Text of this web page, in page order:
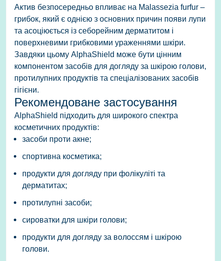
Актив безпосередньо впливає на Malassezia furfur –
грибок, який є однією з основних причин появи лупи
та асоціюється із себорейним дерматитом і
поверхневими грибковими ураженнями шкіри.
Завдяки цьому AlphaShield може бути цінним
компонентом засобів для догляду за шкірою голови,
протилупних продуктів та спеціалізованих засобів
гігієни.
Рекомендоване застосування
AlphaShield підходить для широкого спектра
косметичних продуктів:
засоби проти акне;
спортивна косметика;
продукти для догляду при фолікуліті та
дерматитах;
протилупні засоби;
сироватки для шкіри голови;
продукти для догляду за волоссям і шкірою
голови.